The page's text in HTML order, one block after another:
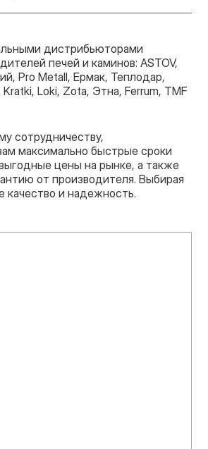
дистрибьюторами
печей и каминов: ASTOV,
Pro Metall, Ермак, Теплодар,
Kratki, Loki, Zota, Этна, Ferrum, TMF
сотрудничеству,
максимально быстрые сроки
цены на рынке, а также
от производителя. Выбирая
качество и надежность.